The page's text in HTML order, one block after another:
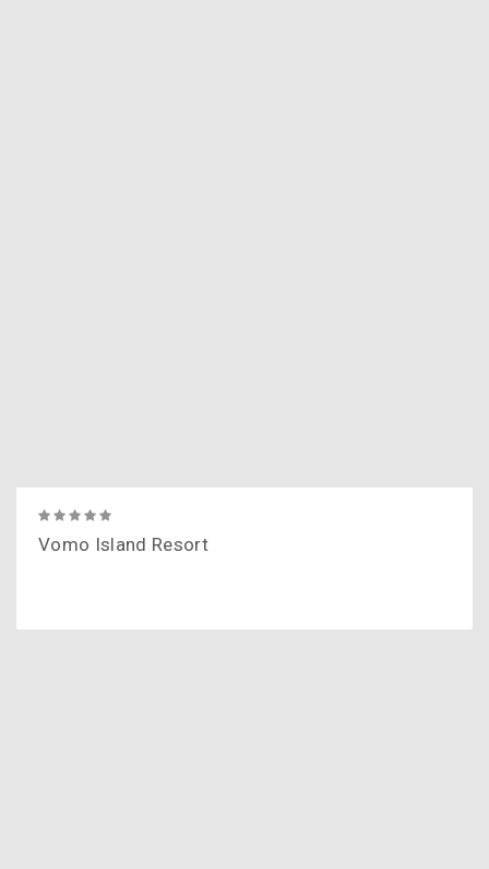
Vomo Island Resort